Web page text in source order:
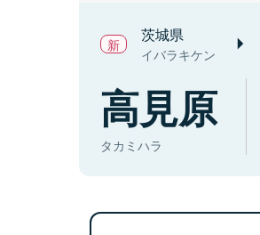
茨城県
イバラキケン
高見原
タカミハラ